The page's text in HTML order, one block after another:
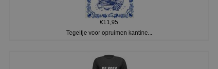
€11,95
Tegeltje voor opruimen kantine...